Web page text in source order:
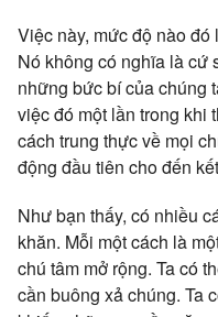
Việc này, mức độ nào
Nó không có nghĩa là cứ
những bức bí của chúng
việc đó một lần trong khi
cách trung thực về mọi
động đầu tiên cho đến
Như bạn thấy, có nhiều
khăn. Mỗi một cách là
chú tâm mở rộng. Ta có
cần buông xả chúng. Ta